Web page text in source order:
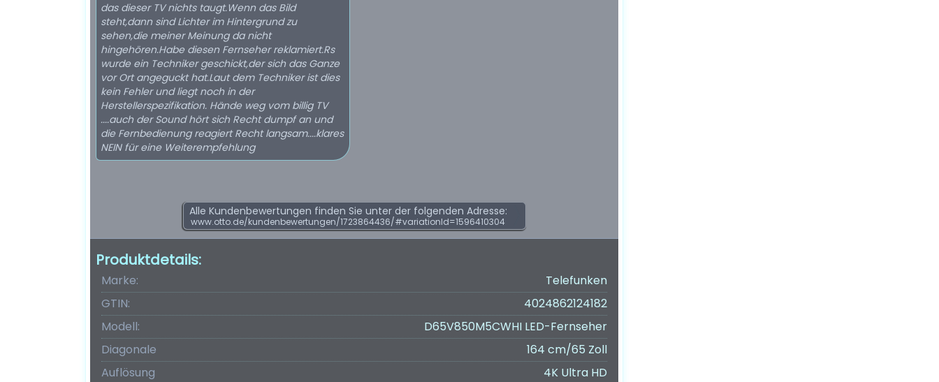
das dieser TV nichts taugt.Wenn das Bild
steht,dann sind Lichter im Hintergrund zu
sehen,die meiner Meinung da nicht
hingehören.Habe diesen Fernseher reklamiert.Rs
wurde ein Techniker geschickt,der sich das Ganze
vor Ort angeguckt hat.Laut dem Techniker ist dies
kein Fehler und liegt noch in der
Herstellerspezifikation. Hände weg vom billig TV
....auch der Sound hört sich Recht dumpf an und
die Fernbedienung reagiert Recht langsam....klares
NEIN für eine Weiterempfehlung
Alle Kundenbewertungen finden Sie unter der folgenden Adresse:
www.otto.de/kundenbewertungen/1723864436/#variationId=1596410304
Produktdetails:
Marke:
Telefunken
GTIN:
4024862124182
Modell:
D65V850M5CWHI LED-Fernseher
Diagonale
164 cm/65 Zoll
Auflösung
4K Ultra HD